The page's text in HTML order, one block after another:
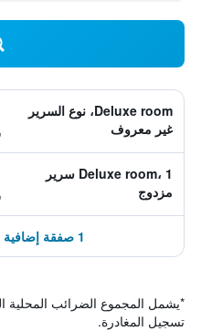
Deluxe room، نوع السرير
غير معروف
Deluxe room، 1 سرير
مزدوج
1 صفقة إضافية ابتداءً من 378 ﷼
*يشمل المجموع الضرائب المحلية
تسجيل المغادرة.